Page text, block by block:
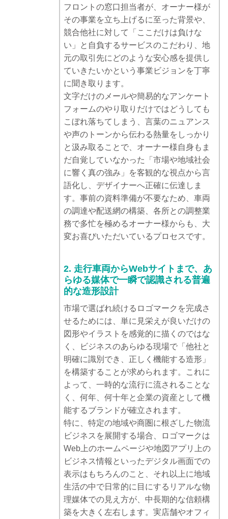
フロントの窓口担当者が、オーナー様が
その事業を立ち上げるに至った背景や、
競合他社に対して「ここだけは負けな
い」と自負するサービスのこだわり、地
元の取引先にどのような安心感を提供し
ていきたいかという事業ビジョンを丁寧
に聞き取ります。
文字だけのメールや簡易的なアンケート
フォームのやり取りだけではどうしても
こぼれ落ちてしまう、言葉のニュアンス
や声のトーンから伝わる熱量をしっかり
と汲み取ることで、オーナー様自身もま
だ自覚していなかった「市場や地域社会
に響く真の強み」を客観的な視点から言
語化し、デザイナーへ正確に伝達しま
す。事前の資料準備が不要なため、車両
の調達や配送網の構築、各所との調整業
務で多忙を極めるオーナー様からも、大
変お喜びいただいているプロセスです。
2. 走行車両からWebサイトまで、あ
らゆる媒体で一瞬で認識される普遍
的な造形設計
市場で選ばれ続けるロゴマークを完成さ
せるためには、単に見栄えが良いだけの
図形やイラストを感覚的に描くのではな
く、ビジネスのあらゆる現場で「他社と
明確に識別でき、正しく機能する造形」
を構築することが求められます。これに
よって、一時的な流行に流されることな
く、何年、何十年と企業の資産として機
能するブランドが確立されます。
特に、特定の地域や商圏に根ざした物流
ビジネスを展開する場合、ロゴマークは
Web上のホームページや地図アプリ上の
ビジネス情報といったデジタル画面での
表示はもちろんのこと、それ以上に地域
生活の中で日常的に目にするリアルな物
理媒体での見え方が、中長期的な信頼構
築を大きく左右します。実店舗やオフィ